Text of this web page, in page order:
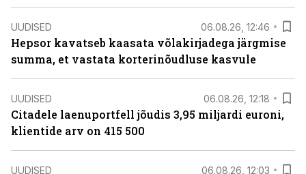
UUDISED 06.08.26, 12:46
Hepsor kavatseb kaasata võlakirjadega järgmise
summa, et vastata korterinõudluse kasvule
UUDISED 06.08.26, 12:18
Citadele laenuportfell jõudis 3,95 miljardi euroni,
klientide arv on 415 500
UUDISED 06.08.26, 12:03